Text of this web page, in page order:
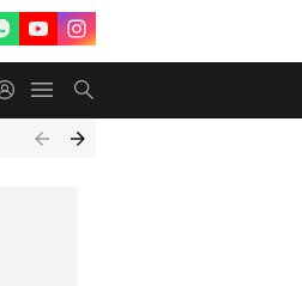
UAE Deportation Vishakha Rathod